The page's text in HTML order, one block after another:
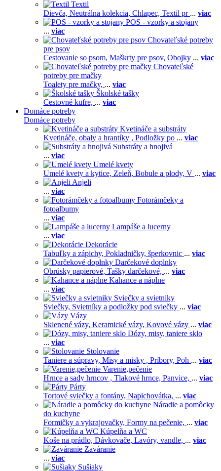
Textil
Dievča, Neutrálna kolekcia, Chlapec, Textil pr ... viac
POS - vzorky a stojany
... viac
Chovateľské potreby
pre psov
Cestovanie so psom, Maškrty pre psov, Obojky ... viac
Chovateľské
potreby pre mačky
Toalety pre mačky, ... viac
Školské tašky
Cestovné kufre, ... viac
Domáce potreby
Domáce potreby
Kvetináče a substráty
Kvetináče, obaly a hrantíky , Podložky po ... viac
Substráty a hnojivá
... viac
Umelé kvety
Umelé kvety a kytice, Zeleň, Bobule a plody, V ... viac
Anjeli
... viac
Fotorámčeky a
fotoalbumy
... viac
Lampáše a lucerny
... viac
Dekorácie
Tabuľky a zápichy, Pokladničky, šperkovnic ... viac
Darčekové doplnky
Obrúsky papierové, Tašky darčekové, ... viac
Kahance a náplne
... viac
Sviečky a svietniky
Sviečky, Svietníky a podložky pod sviečky ... viac
Vázy
Sklenené vázy, Keramické vázy, Kovové vázy ... viac
Dózy, misy, taniere sklo
... viac
Stolovanie
Taniere a súpravy, Misy a misky , Príbory, Poh ... viac
Varenie,pečenie
Hrnce a sady hrncov , Tlakové hrnce, Panvice, ... viac
Párty
Tortové sviečky a fontány, Napichovátka, ... viac
Náradie a pomôcky
do kuchyne
Formičky a vykrajovačky, Formy na pečenie, ... viac
Kúpelňa a WC
Koše na prádlo, Dávkovače, Lavóry, vandle, ... viac
Zaváranie
... viac
Sušiaky